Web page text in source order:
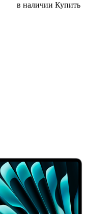
в наличии Купить